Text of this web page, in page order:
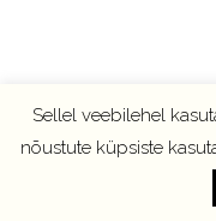
Sellel veebilehel
nõustute küpsiste